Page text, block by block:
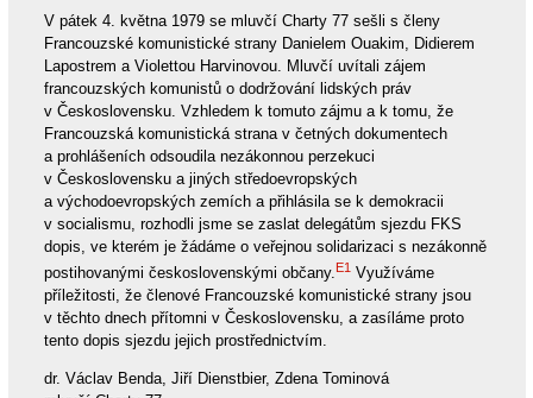
V pátek 4. května 1979 se mluvčí Charty 77 sešli s členy
Francouzské komunistické strany Danielem Ouakim, Didierem
Lapostrem a Violettou Harvinovou. Mluvčí uvítali zájem
francouzských komunistů o dodržování lidských práv
v Československu. Vzhledem k tomuto zájmu a k tomu, že
Francouzská komunistická strana v četných dokumentech
a prohlášeních odsoudila nezákonnou perzekuci
v Československu a jiných středoevropských
a východoevropských zemích a přihlásila se k demokracii
v socialismu, rozhodli jsme se zaslat delegátům sjezdu FKS
dopis, ve kterém je žádáme o veřejnou solidarizaci s nezákonně
postihovanými československými občany.E1Využíváme
příležitosti, že členové Francouzské komunistické strany jsou
v těchto dnech přítomni v Československu, a zasíláme proto
tento dopis sjezdu jejich prostřednictvím.
dr. Václav Benda, Jiří Dienstbier, Zdena Tominová